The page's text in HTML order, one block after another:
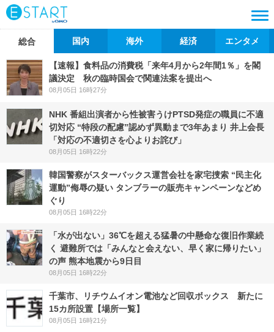
総合 国内 海外 経済 エンタメ
【速報】食料品の消費税「来年4月から2年間1％」を閣
議決定 秋の臨時国会で関連法案を提出へ
08月05日 16時27分
NHK 番組出演者から性被害うけPTSD発症の職員に不適
切対応 “特段の配慮”認めず異動まで3年あまり 井上会長
「対応の不適切さを心よりお詫び」
08月05日 16時22分
韓国警察がスターバックス運営会社を家宅捜索 “民主化
運動”侮辱の疑い タンブラーの販売キャンペーンなどめ
ぐり
08月05日 16時22分
「水が出ない」36℃を超える猛暑の中懸命な復旧作業続
く 避難所では「みんなと会えない、早く家に帰りたい」
の声 熊本地震から9日目
08月05日 16時22分
千葉市、リチウムイオン電池など回収ボックス 新たに
15カ所設置【場所一覧】
08月05日 16時21分